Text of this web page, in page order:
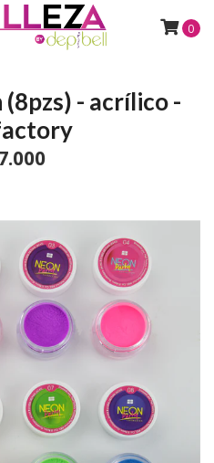
0
- acrílico -